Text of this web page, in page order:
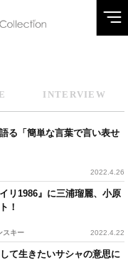
INTERVIEW
る「簡単な言葉で言い表せ
2022.4.26
リ1986』に三浦瑠麗、小原
！
スキー 2022.4.22
て生きたいサシャの意思に